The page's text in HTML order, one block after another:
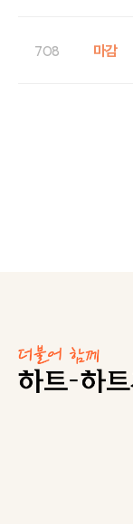
708 마감